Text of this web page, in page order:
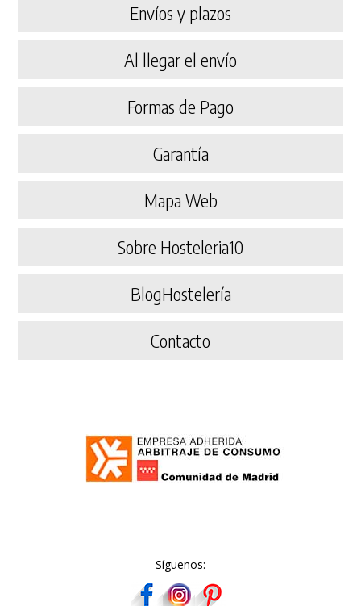
Envíos y plazos
Al llegar el envío
Formas de Pago
Garantía
Mapa Web
Sobre Hosteleria10
BlogHostelería
Contacto
Síguenos: